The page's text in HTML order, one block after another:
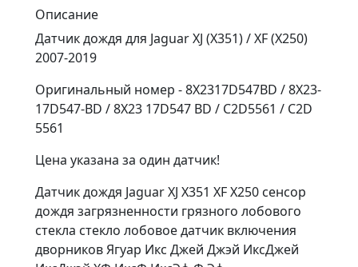
Описание
Датчик дождя для Jaguar XJ (X351) / XF (X250)
2007-2019
Оригинальный номер - 8X2317D547BD / 8X23-
17D547-BD / 8X23 17D547 BD / C2D5561 / C2D
5561
Цена указана за один датчик!
Датчик дождя Jaguar XJ X351 XF X250 сенсор
дождя загрязненности грязного лобового
стекла стекло лобовое датчик включения
дворников Ягуар Икс Джей Джэй ИксДжей